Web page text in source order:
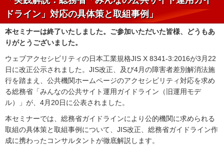
ドライン」対応の具体策と取組事例」
本セミナーは終了いたしました。ご参加いただいた皆様、どうもあ
りがとうございました。
ウェブアクセシビリティの日本工業規格JIS X 8341-3:2016が3月22
日に改正公示されました。JIS改正、及び4月の障害者差別解消法施
行を踏まえ、公共機関ホームページのアクセシビリティ対応を求め
る総務省「みんなの公共サイト運用ガイドライン（旧運用モデ
ル）」が、4月20日に公表されました。
本セミナーでは、総務省ガイドラインにより公的機関に求められる
取組の具体策と取組事例について、JIS改正、総務省ガイドライン作
成に携わったコンサルタントが徹底解説します。